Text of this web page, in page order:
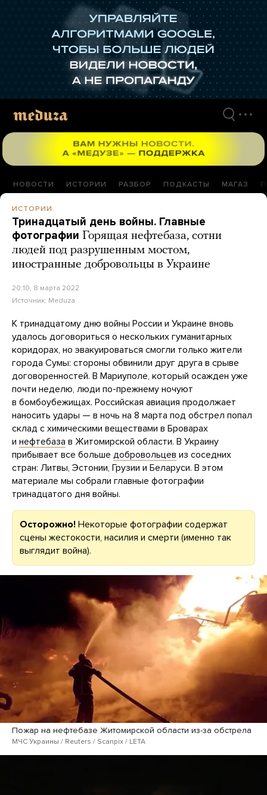
НОВОСТИ ИСТОРИИ РАЗБОР ПОДКАСТЫ МАГАЗ
ИСТОРИИ
Тринадцатый день войны. Главные
фотографии Горящая нефтебаза, сотни
людей под разрушенным мостом,
иностранные добровольцы в Украине
20:10, 8 марта 2022
Источник: Meduza
К тринадцатому дню войны России и Украине вновь
удалось договориться о нескольких гуманитарных
коридорах, но эвакуироваться смогли только жители
города Сумы: стороны обвинили друг друга в срыве
договоренностей. В Мариуполе, который осажден уже
почти неделю, люди по-прежнему ночуют
в бомбоубежищах. Российская авиация продолжает
наносить удары — в ночь на 8 марта под обстрел попал
склад с химическими веществами в Броварах
и нефтебаза в Житомирской области. В Украину
прибывает все больше добровольцев из соседних
стран: Литвы, Эстонии, Грузии и Беларуси. В этом
материале мы собрали главные фотографии
тринадцатого дня войны.
Осторожно! Некоторые фотографии содержат
сцены жестокости, насилия и смерти (именно так
выглядит война).
Пожар на нефтебазе Житомирской области из-за обстрела
МЧС Украины / Reuters / Scanpix / LETA